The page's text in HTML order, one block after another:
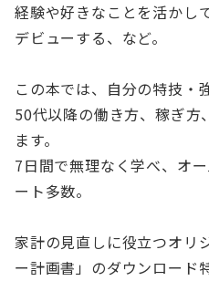
経験や好きなことを活かし
デビューする、など。
この本では、自分の特技・
50代以降の働き方、稼ぎ方
ます。
7日間で無理なく学べ、オ
ート多数。
家計の見直しに役立つオリ
ー計画書」のダウンロード